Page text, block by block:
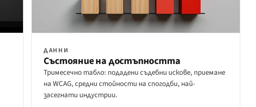
ДАННИ
Състояние на достъпността
Тримесечно табло: подадени съдебни искове, приемане
на WCAG, средни стойности на спогодби, най-
засегнати индустрии.